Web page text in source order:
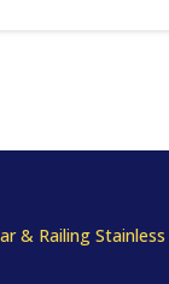
& Railing